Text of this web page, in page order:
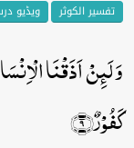
تفسیر الکوثر ویڈیو
وَ لَئِنۡ اَذَقۡنَا
کَفُوۡرٌ﴿۹﴾